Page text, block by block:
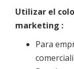
Utilizar el
marketing :
Para